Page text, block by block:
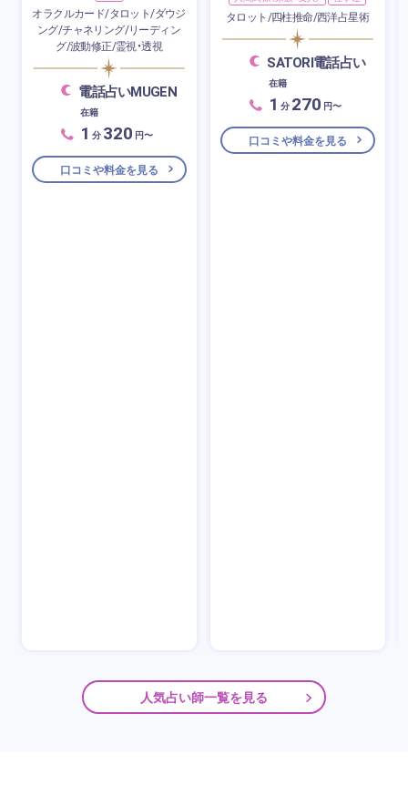
オラクルカード/タロット/ダウジ
ング/チャネリング/リーディン
グ/波動修正/霊視・透視
電話占いMUGEN
在籍
1 分 320 円〜
口コミや料金を見る
タロット/四柱推命/西洋占星術
SATORI電話占い
在籍
1 分 270 円〜
口コミや料金を見る
人気占い師一覧を見る